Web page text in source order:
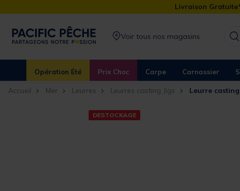
Livraison
Voir tous nos magasins
Opération Été Prix Choc Carpe Carnassier
Accueil Mer Leurres Leurres casting Jigs Leurre
DESTOCKAGE